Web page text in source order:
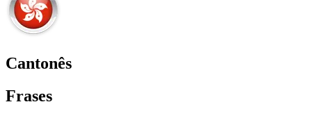
Cantonês
Frases